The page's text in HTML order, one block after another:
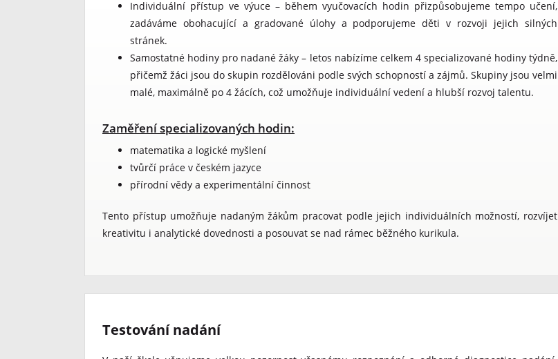
Individuální přístup ve výuce – během vyučovacích hodin přizpůsobujeme tempo učení,
zadáváme obohacující a gradované úlohy a podporujeme děti v rozvoji jejich silných
stránek.
Samostatné hodiny pro nadané žáky – letos nabízíme celkem 4 specializované hodiny týdně,
přičemž žáci jsou do skupin rozdělováni podle svých schopností a zájmů. Skupiny jsou velmi
malé, maximálně po 4 žácích, což umožňuje individuální vedení a hlubší rozvoj talentu.
Zaměření specializovaných hodin:
matematika a logické myšlení
tvůrčí práce v českém jazyce
přírodní vědy a experimentální činnost
Tento přístup umožňuje nadaným žákům pracovat podle jejich individuálních možností, rozvíjet
kreativitu i analytické dovednosti a posouvat se nad rámec běžného kurikula.
Testování nadání